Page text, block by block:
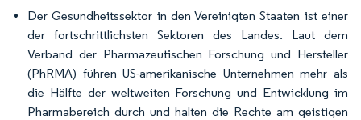
Der Gesundheitssektor in den Vereinigten Staaten ist einer
der fortschrittlichsten Sektoren des Landes. Laut dem
Verband der Pharmazeutischen Forschung und Hersteller
(PhRMA) führen US-amerikanische Unternehmen mehr als
die Hälfte der weltweiten Forschung und Entwicklung im
Pharmabereich durch und halten die Rechte am geistigen